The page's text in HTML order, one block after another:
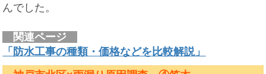
んでした。
関連ページ
「防水工事の種類・価格などを比較解説」